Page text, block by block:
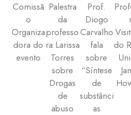
Comissã
o
Organiza
dora do
evento
Palestra
da
professo
ra Larissa
Torres
sobre
Drogas
de
abuso
Prof.
Diogo
Carvalho
fala
sobre
“Síntese
de
substânci
as
do